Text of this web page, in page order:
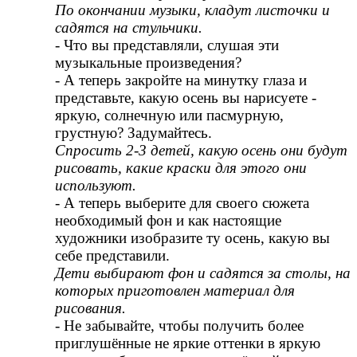
По окончании музыки, кладут листочки и
садятся на стульчики.
- Что вы представляли, слушая эти
музыкальные произведения?
- А теперь закройте на минутку глаза и
представьте, какую осень вы нарисуете -
яркую, солнечную или пасмурную,
грустную? Задумайтесь.
Спросить 2-3 детей, какую осень они будут
рисовать, какие краски для этого они
используют.
- А теперь выберите для своего сюжета
необходимый фон и как настоящие
художники изобразите ту осень, какую вы
себе представили.
Дети выбирают фон и садятся за столы, на
которых приготовлен материал для
рисования.
- Не забывайте, чтобы получить более
приглушённые не яркие оттенки в яркую